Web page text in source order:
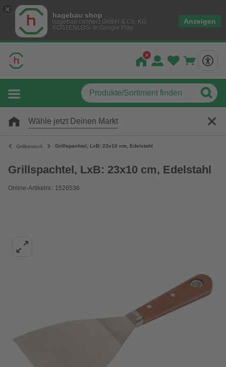
hagebau shop
hagebau connect GmbH & Co. KG
KOSTENLOS- In Google Play
Anzeigen
Wähle jetzt Deinen Markt
Grillbesteck Grillspachtel, LxB: 23x10 cm, Edelstahl
Grillspachtel, LxB: 23x10 cm, Edelstahl
Online-Artikelnr.: 1526536